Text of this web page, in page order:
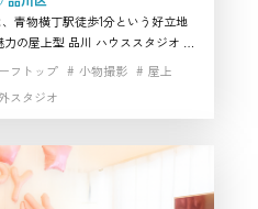
青物横丁駅徒歩1分という好立地
の屋上型 品川 ハウススタジオ で
屋上ならではの抜け感を活かした
も映え、屋外表現に強い 品川の撮
アクセスの良さと使い勝手の良さ
持って おすすめ できる屋上スタ
フトップ 小物撮影
屋上
スタジオ